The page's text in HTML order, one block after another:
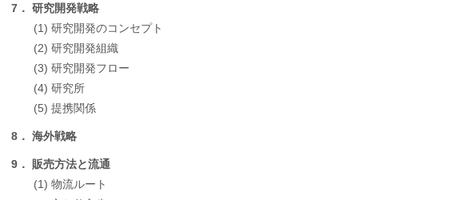
7． 研究開発戦略
(1) 研究開発のコンセプト
(2) 研究開発組織
(3) 研究開発フロー
(4) 研究所
(5) 提携関係
8． 海外戦略
9． 販売方法と流通
(1) 物流ルート